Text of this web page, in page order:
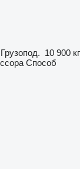
Грузопод. 10 900 кг
Способ